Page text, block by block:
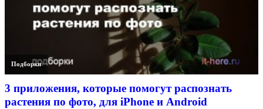
Подборки
3 приложения, которые помогут распознать
растения по фото, для iPhone и Android